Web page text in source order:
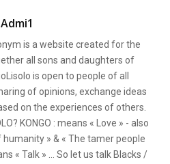
Admi1
is a website created for the
all sons and daughters of
is open to people of all
of opinions, exchange ideas
on the experiences of others.
KONGO : means « Love » - also
» & « The tamer people
« Talk » ... So let us talk Blacks /